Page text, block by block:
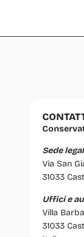
Sede
Via San
31033
Uffici e
Villa
31033